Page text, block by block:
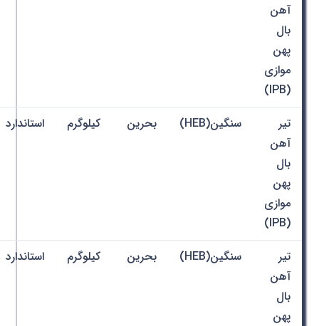
آهن
بال
پهن
موازی
(IPB)
تیر
آهن
بال
پهن
موازی
(IPB)
سنگین(HEB) بحرین کیلوگرم استاندارد
تیر
آهن
بال
پهن
سنگین(HEB) بحرین کیلوگرم استاندارد